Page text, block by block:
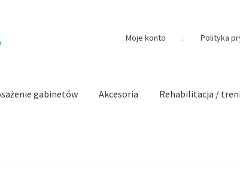
Moje konto . Polityka
gabinetów Akcesoria Rehabilitacja /